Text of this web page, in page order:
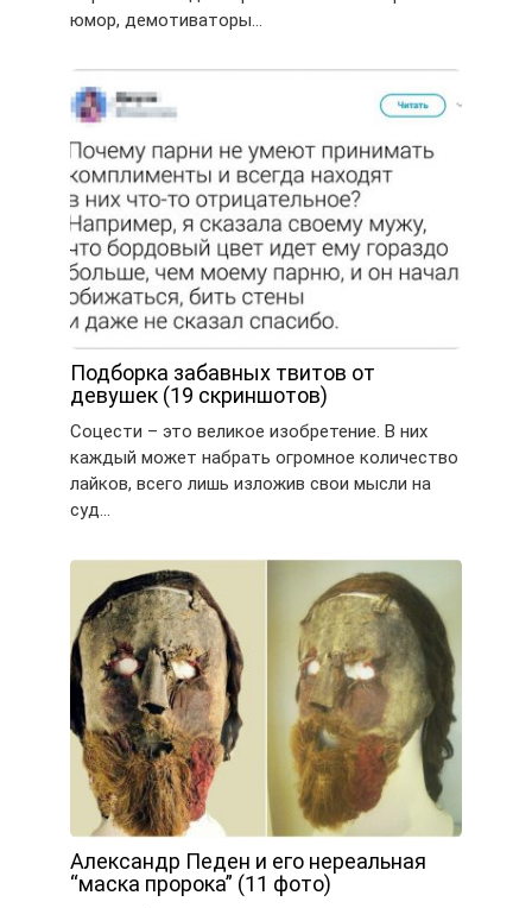
юмор, демотиваторы…
Подборка забавных твитов от
девушек (19 скриншотов)
Соцести – это великое изобретение. В них
каждый может набрать огромное количество
лайков, всего лишь изложив свои мысли на
суд…
Александр Педен и его нереальная
“маска пророка” (11 фото)